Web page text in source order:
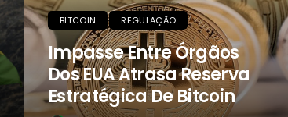
BITCOIN REGULAÇÃO
Impasse Entre Órgãos
Dos EUA Atrasa Reserva
Estratégica De Bitcoin